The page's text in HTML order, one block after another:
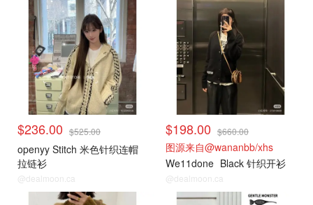
$236.00 $525.00
openyy Stitch 米色针织连帽
拉链衫
@dealmoon.ca
$198.00 $660.00
图源来自@wananbb/xhs
We11done Black 针织开衫
@dealmoon.ca